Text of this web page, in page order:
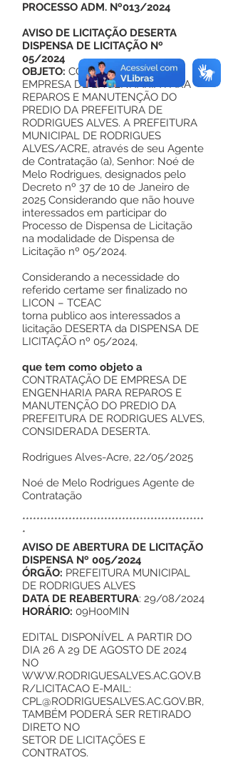
PROCESSO ADM. Nº013/2024
AVISO DE LICITAÇÃO DESERTA
DISPENSA DE LICITAÇÃO Nº
05/2024
OBJETO: CONTRATAÇÃO DE
EMPRESA DE ENGENHARIA PARA
REPAROS E MANUTENÇÃO DO
PREDIO DA PREFEITURA DE
RODRIGUES ALVES. A PREFEITURA
MUNICIPAL DE RODRIGUES
ALVES/ACRE, através de seu Agente
de Contratação (a), Senhor: Noé de
Melo Rodrigues, designados pelo
Decreto nº 37 de 10 de Janeiro de
2025 Considerando que não houve
interessados em participar do
Processo de Dispensa de Licitação
na modalidade de Dispensa de
Licitação nº 05/2024.
Considerando a necessidade do
referido certame ser finalizado no
LICON – TCEAC
torna publico aos interessados a
licitação DESERTA da DISPENSA DE
LICITAÇÃO nº 05/2024,
que tem como objeto a
CONTRATAÇÃO DE EMPRESA DE
ENGENHARIA PARA REPAROS E
MANUTENÇÃO DO PREDIO DA
PREFEITURA DE RODRIGUES ALVES,
CONSIDERADA DESERTA.
Rodrigues Alves-Acre, 22/05/2025
Noé de Melo Rodrigues Agente de
Contratação
***************************************************
*
AVISO DE ABERTURA DE LICITAÇÃO
DISPENSA Nº 005/2024
ÓRGÃO: PREFEITURA MUNICIPAL
DE RODRIGUES ALVES
DATA DE REABERTURA: 29/08/2024
HORÁRIO: 09H00MIN
EDITAL DISPONÍVEL A PARTIR DO
DIA 26 A 29 DE AGOSTO DE 2024
NO
WWW.RODRIGUESALVES.AC.GOV.B
R/LICITACAO E-MAIL:
CPL@RODRIGUESALVES.AC.GOV.BR,
TAMBÉM PODERÁ SER RETIRADO
DIRETO NO
SETOR DE LICITAÇÕES E
CONTRATOS.